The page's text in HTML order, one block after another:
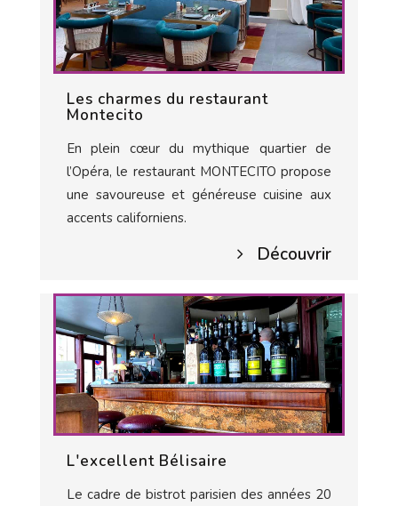
Les charmes du restaurant
Montecito
En plein cœur du mythique quartier de
l’Opéra, le restaurant MONTECITO propose
une savoureuse et généreuse cuisine aux
accents californiens.
Découvrir
L'excellent Bélisaire
Le cadre de bistrot parisien des années 20